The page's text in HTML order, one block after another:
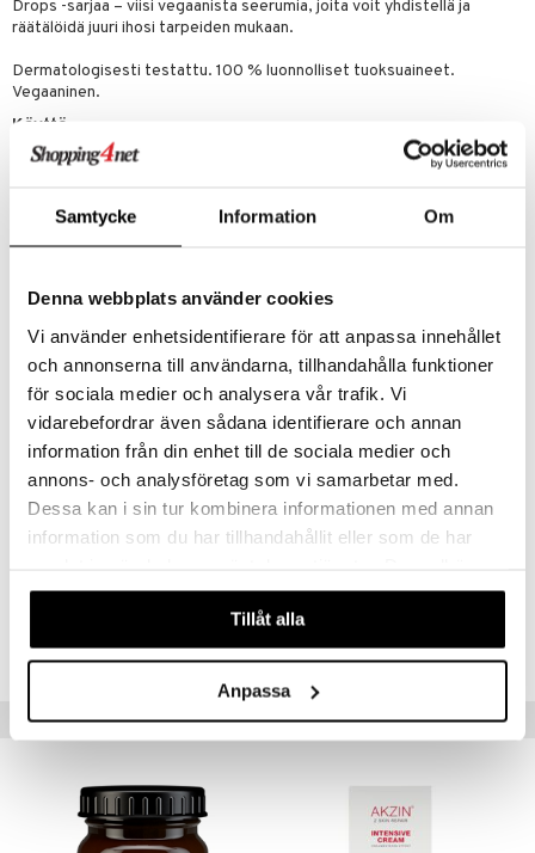
Samtycke Information Om
Denna webbplats använder cookies
Vi använder enhetsidentifierare för att anpassa innehållet
och annonserna till användarna, tillhandahålla funktioner
för sociala medier och analysera vår trafik. Vi
vidarebefordrar även sådana identifierare och annan
information från din enhet till de sociala medier och
annons- och analysföretag som vi samarbetar med.
Dessa kan i sin tur kombinera informationen med annan
information som du har tillhandahållit eller som de har
våra cookies vid fortsatt användande av vår webbplats.
Tillåt alla
Anpassa
Drops -sarjaa – viisi vegaanista seerumia, joita voit yhdistellä ja
räätälöidä juuri ihosi tarpeiden mukaan.
Dermatologisesti testattu. 100 % luonnolliset tuoksuaineet.
Vegaaninen.
Käyttö
Sekoita 2-3 tippaa päivävoiteeseesi (Skin Food Nourishing Day
(Aprikoosi) Ydinöljy+, Persea Gratissima (Avokado) Öljy+, Carthamus
Tinctorius (Sahrami) Siemenöljy, Triticum Vulgare (Vehnä) Alkioöljy,
Simmondsia Chinensis (Jojoba) Siemenöljy+, Hippophae Rhamnoides
Öljy+, Trihydroksisteariini, Rosmarinus Officinalis (Rosmariini)
Lehtiuute, Tokoferoli, Tuoksu (Parfum), Alfa-Terpinene,
Bentsyylibentsoaatti, Beta-Karyofylleeni, Kamferi, Cananga Odorata
Öljy/Uute, Sitraali, Citrus Aurantium Kuoriöljy, Kumariini, Geranioli,
Geranyyliasetaatti, Limonene, Linalooli, Linalyyliasetaatti, Pineeeni,
Terpineoli, Terpinoleeni. [8007600036] +luomuviljelystä Tuoksu
valmistettu 100% luonnollisista eteerisistä öljyistä ja/tai
kasviuutteista. Tuotteen ainesosaluetteloa voidaan päivittää ajan
myötä. Tarkista aina ostetun tuotteen pakkausmerkinnöissä oleva
ainesosaluettelo.
HEROS-WE-30
Suositut tuotteet